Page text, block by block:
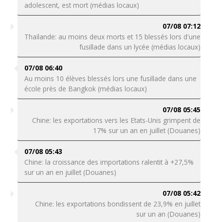
adolescent, est mort (médias locaux)
07/08 07:12
Thaïlande: au moins deux morts et 15 blessés lors d'une
fusillade dans un lycée (médias locaux)
07/08 06:40
Au moins 10 élèves blessés lors une fusillade dans une
école près de Bangkok (médias locaux)
07/08 05:45
Chine: les exportations vers les Etats-Unis grimpent de
17% sur un an en juillet (Douanes)
07/08 05:43
Chine: la croissance des importations ralentit à +27,5%
sur un an en juillet (Douanes)
07/08 05:42
Chine: les exportations bondissent de 23,9% en juillet
sur un an (Douanes)